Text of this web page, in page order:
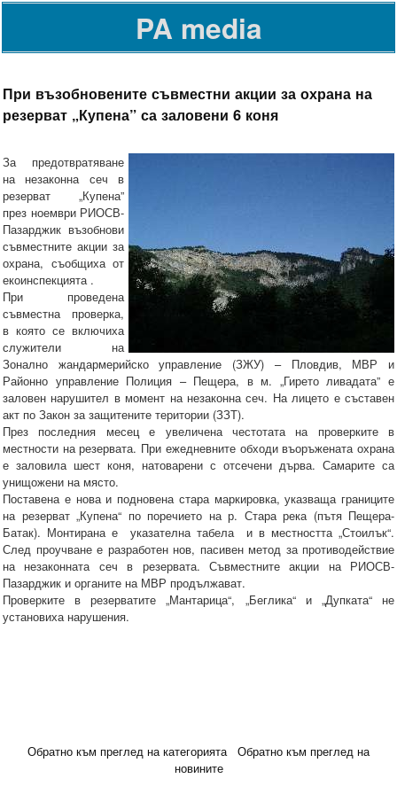
PA media
При възобновените съвместни акции за охрана на
резерват „Купена” са заловени 6 коня
За предотвратяване
на незаконна сеч в
резерват „Купена”
през ноември РИОСВ-
Пазарджик възобнови
съвместните акции за
охрана, съобщиха от
екоинспекцията .
При проведена
съвместна проверка,
в която се включиха
служители на
Зонално жандармерийско управление (ЗЖУ) – Пловдив, МВР и
Районно управление Полиция – Пещера, в м. „Гирето ливадата” е
заловен нарушител в момент на незаконна сеч. На лицето е съставен
акт по Закон за защитените територии (ЗЗТ).
През последния месец е увеличена честотата на проверките в
местности на резервата. При ежедневните обходи въоръжената охрана
е заловила шест коня, натоварени с отсечени дърва. Самарите са
унищожени на място.
Поставена е нова и подновена стара маркировка, указваща границите
на резерват „Купена“ по поречието на р. Стара река (пътя Пещера-
Батак). Монтирана е указателна табела и в местността „Стоилък“.
След проучване е разработен нов, пасивен метод за противодействие
на незаконната сеч в резервата. Съвместните акции на РИОСВ-
Пазарджик и органите на МВР продължават.
Проверките в резерватите „Мантарица“, „Беглика“ и „Дупката“ не
установиха нарушения.
Обратно към преглед на категорията
Обратно към преглед на
новините